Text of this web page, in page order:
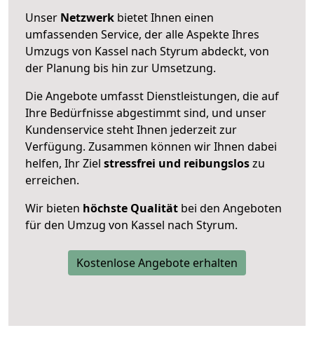
Unser Netzwerk bietet Ihnen einen
umfassenden Service, der alle Aspekte Ihres
Umzugs von Kassel nach Styrum abdeckt, von
der Planung bis hin zur Umsetzung.
Die Angebote umfasst Dienstleistungen, die auf
Ihre Bedürfnisse abgestimmt sind, und unser
Kundenservice steht Ihnen jederzeit zur
Verfügung. Zusammen können wir Ihnen dabei
helfen, Ihr Ziel stressfrei und reibungsloszu
erreichen.
Wir bieten höchste Qualität bei den Angeboten
für den Umzug von Kassel nach Styrum.
Kostenlose Angebote erhalten